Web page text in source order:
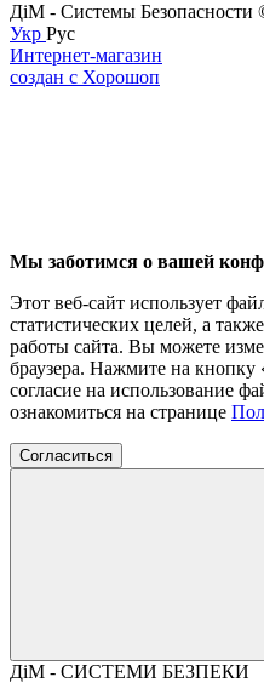
ДіМ - Системы Безопасности
Укр Рус
Интернет-магазин
создан с Хорошоп
Мы заботимся о вашей
Этот веб-сайт использует
статистических целей, а
работы сайта. Вы можете
браузера. Нажмите на кнопку
согласие на использование
ознакомиться на странице
Согласиться
ДіМ - СИСТЕМИ БЕЗПЕКИ